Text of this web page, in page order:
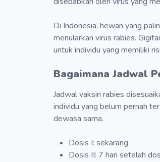
Di Indonesia, hewan yang
menularkan virus rabies.
untuk individu yang memiliki
Bagaimana Jadwal
Jadwal vaksin rabies
individu yang belum pernah
dewasa sama.
Dosis I: sekarang
Dosis II: 7 hari setelah